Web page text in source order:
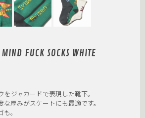
FUCK SOCKS WHITE
をジャカードで表現した靴下。
厚みがスケートにも最適です。
。